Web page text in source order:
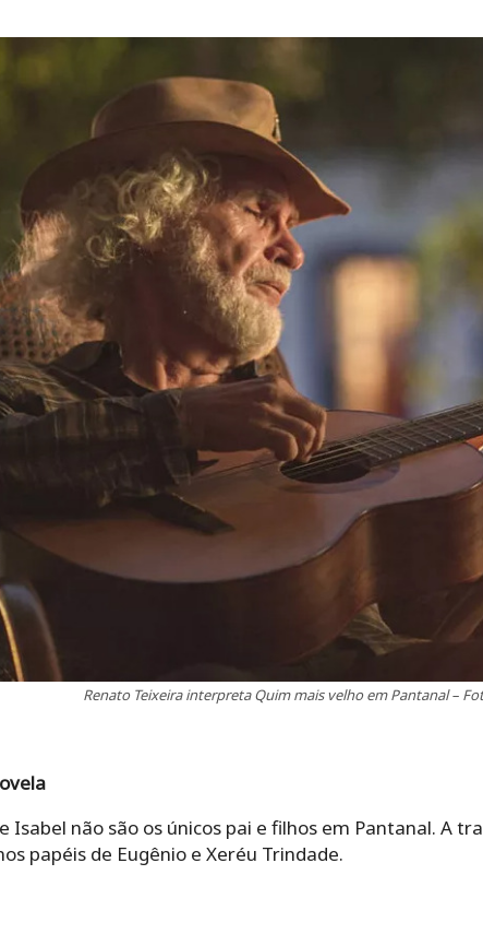
Renato Teixeira interpreta Quim mais velho em Pantanal –
Isabel não são os únicos pai e filhos em Pantanal. A
papéis de Eugênio e Xeréu Trindade.